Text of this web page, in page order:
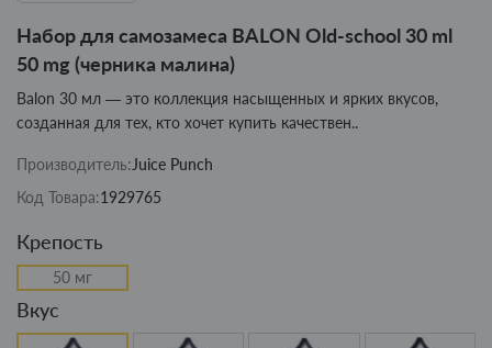
Набор для самозамеса BALON Old-school 30 ml
50 mg (черника малина)
Balon 30 мл — это коллекция насыщенных и ярких вкусов,
созданная для тех, кто хочет купить качествен..
Производитель:Juice Punch
Код Товара:1929765
Крепость
50 мг
Вкус